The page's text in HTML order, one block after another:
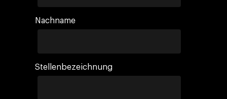
Nachname
Stellenbezeichnung